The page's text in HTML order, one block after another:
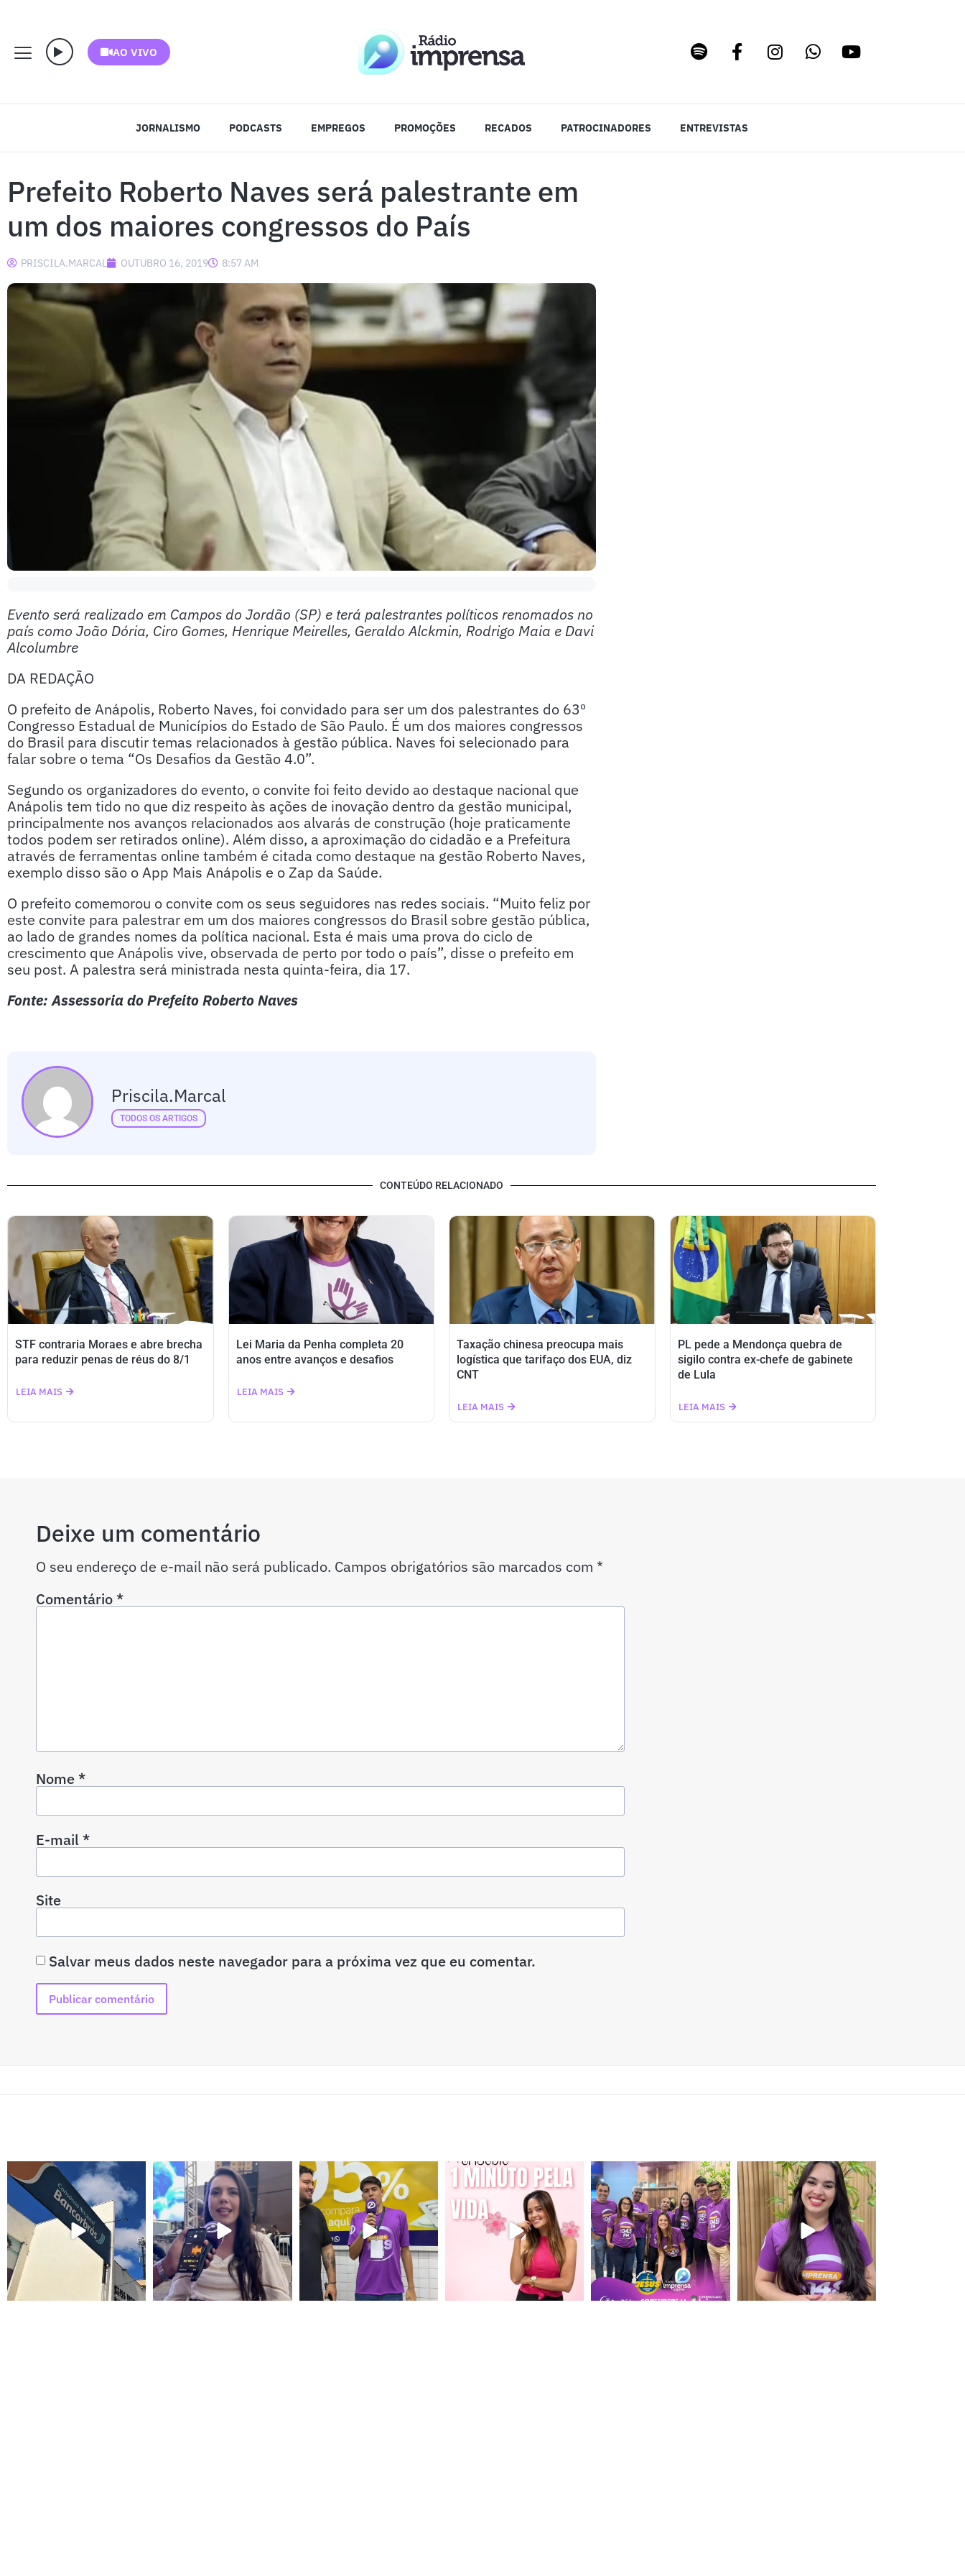
AO VIVO
JORNALISMO PODCASTS EMPREGOS PROMOÇÕES RECADOS PATROCINADORES ENTREVISTAS
Prefeito Roberto Naves será palestrante em
um dos maiores congressos do País
PRISCILA.MARCAL OUTUBRO 16, 2019 8:57 AM
Evento será realizado em Campos do Jordão (SP) e terá palestrantes políticos renomados no
país como João Dória, Ciro Gomes, Henrique Meirelles, Geraldo Alckmin, Rodrigo Maia e Davi
Alcolumbre
DA REDAÇÃO
O prefeito de Anápolis, Roberto Naves, foi convidado para ser um dos palestrantes do 63º
Congresso Estadual de Municípios do Estado de São Paulo. É um dos maiores congressos
do Brasil para discutir temas relacionados à gestão pública. Naves foi selecionado para
falar sobre o tema “Os Desafios da Gestão 4.0”.
Segundo os organizadores do evento, o convite foi feito devido ao destaque nacional que
Anápolis tem tido no que diz respeito às ações de inovação dentro da gestão municipal,
principalmente nos avanços relacionados aos alvarás de construção (hoje praticamente
todos podem ser retirados online). Além disso, a aproximação do cidadão e a Prefeitura
através de ferramentas online também é citada como destaque na gestão Roberto Naves,
exemplo disso são o App Mais Anápolis e o Zap da Saúde.
O prefeito comemorou o convite com os seus seguidores nas redes sociais. “Muito feliz por
este convite para palestrar em um dos maiores congressos do Brasil sobre gestão pública,
ao lado de grandes nomes da política nacional. Esta é mais uma prova do ciclo de
crescimento que Anápolis vive, observada de perto por todo o país”, disse o prefeito em
seu post. A palestra será ministrada nesta quinta-feira, dia 17.
Fonte: Assessoria do Prefeito Roberto Naves
Priscila.marcal
TODOS OS ARTIGOS
CONTEÚDO RELACIONADO
STF contraria Moraes e abre brecha
para reduzir penas de réus do 8/1
LEIA MAIS
Lei Maria da Penha completa 20
anos entre avanços e desafios
LEIA MAIS
Taxação chinesa preocupa mais
logística que tarifaço dos EUA, diz
CNT
LEIA MAIS
PL pede a Mendonça quebra de
sigilo contra ex-chefe de gabinete
de Lula
LEIA MAIS
Deixe um comentário
O seu endereço de e-mail não será publicado. Campos obrigatórios são marcados com *
Comentário*
Nome*
E-mail*
Site
Salvar meus dados neste navegador para a próxima vez que eu comentar.